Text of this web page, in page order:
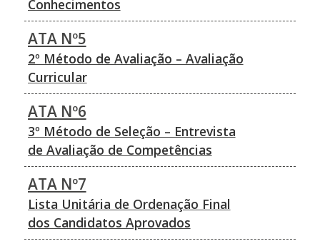
Conhecimentos
ATA Nº5
2º Método de Avaliação – Avaliação
Curricular
ATA Nº6
3º Método de Seleção – Entrevista
de Avaliação de Competências
ATA Nº7
Lista Unitária de Ordenação Final
dos Candidatos Aprovados